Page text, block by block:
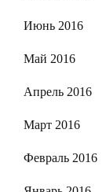
Июнь 2016
Май 2016
Апрель 2016
Март 2016
Февраль 2016